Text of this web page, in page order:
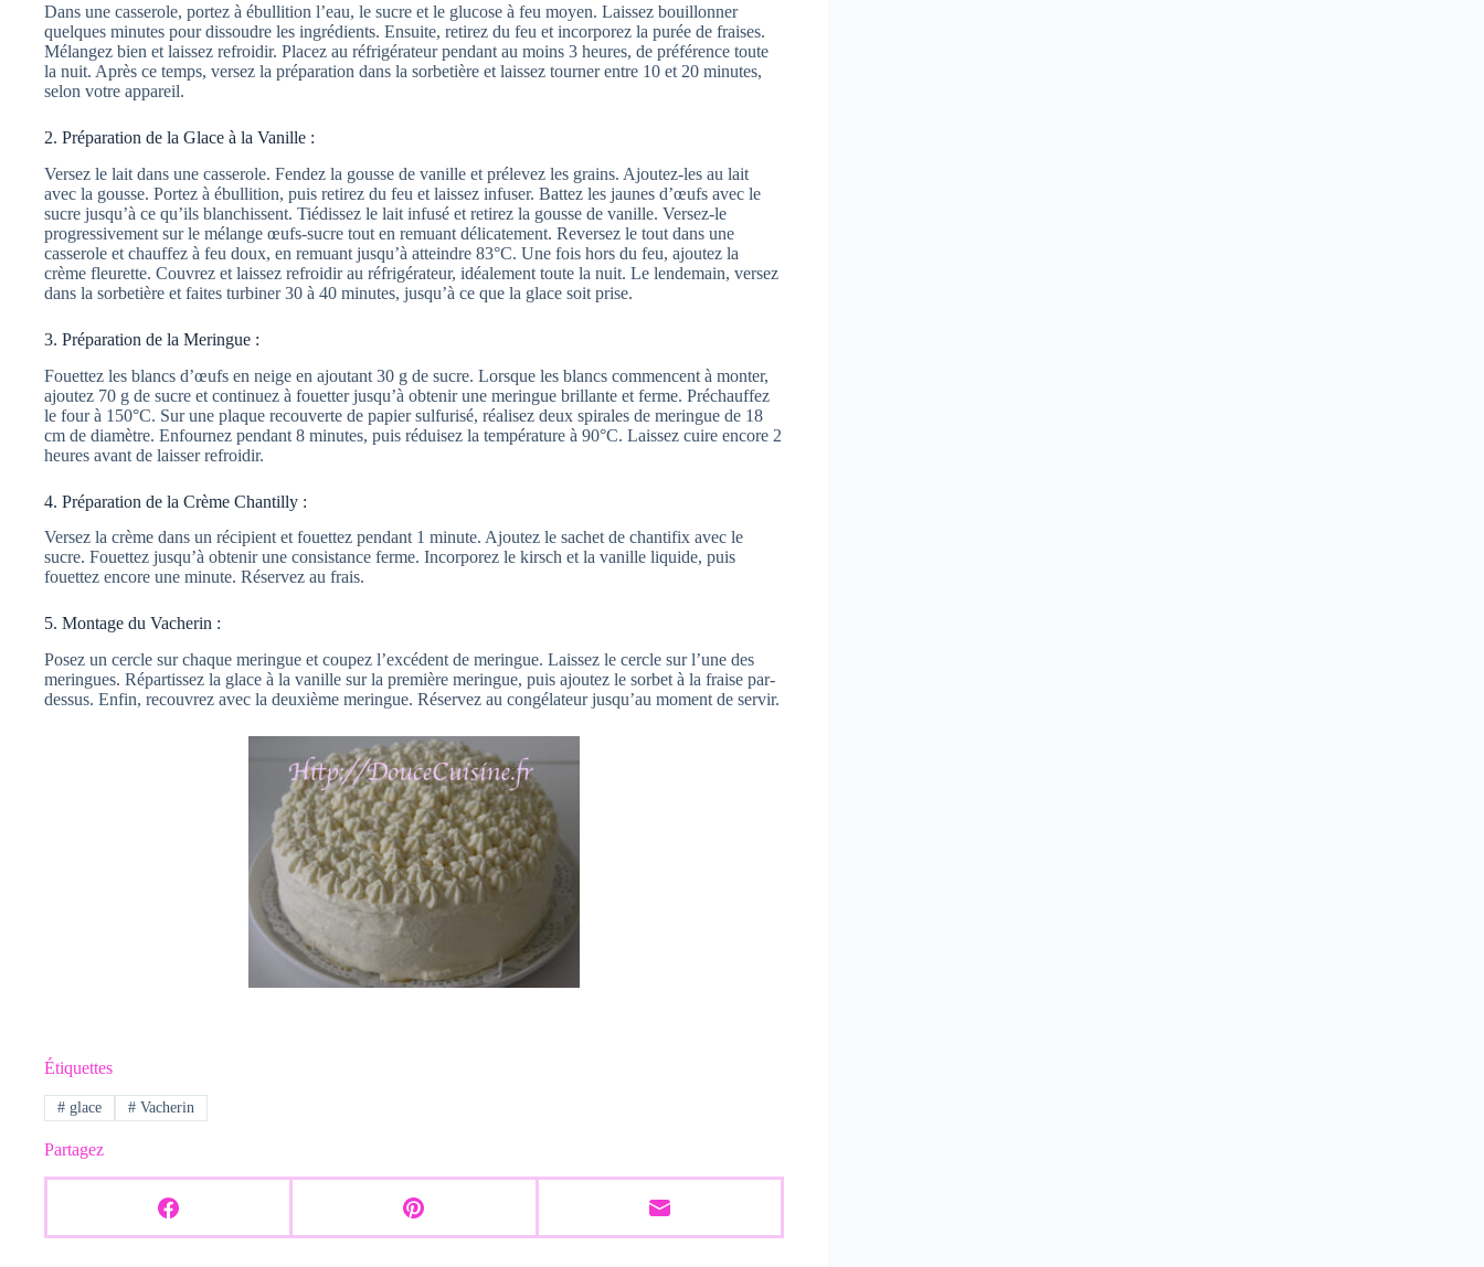
Dans une casserole, portez à ébullition l’eau, le sucre et le glucose à feu moyen. Laissez bouillonner
quelques minutes pour dissoudre les ingrédients. Ensuite, retirez du feu et incorporez la purée de fraises.
Mélangez bien et laissez refroidir. Placez au réfrigérateur pendant au moins 3 heures, de préférence toute
la nuit. Après ce temps, versez la préparation dans la sorbetière et laissez tourner entre 10 et 20 minutes,
selon votre appareil.
2. Préparation de la Glace à la Vanille :
Versez le lait dans une casserole. Fendez la gousse de vanille et prélevez les grains. Ajoutez-les au lait
avec la gousse. Portez à ébullition, puis retirez du feu et laissez infuser. Battez les jaunes d’œufs avec le
sucre jusqu’à ce qu’ils blanchissent. Tiédissez le lait infusé et retirez la gousse de vanille. Versez-le
progressivement sur le mélange œufs-sucre tout en remuant délicatement. Reversez le tout dans une
casserole et chauffez à feu doux, en remuant jusqu’à atteindre 83°C. Une fois hors du feu, ajoutez la
crème fleurette. Couvrez et laissez refroidir au réfrigérateur, idéalement toute la nuit. Le lendemain, versez
dans la sorbetière et faites turbiner 30 à 40 minutes, jusqu’à ce que la glace soit prise.
3. Préparation de la Meringue :
Fouettez les blancs d’œufs en neige en ajoutant 30 g de sucre. Lorsque les blancs commencent à monter,
ajoutez 70 g de sucre et continuez à fouetter jusqu’à obtenir une meringue brillante et ferme. Préchauffez
le four à 150°C. Sur une plaque recouverte de papier sulfurisé, réalisez deux spirales de meringue de 18
cm de diamètre. Enfournez pendant 8 minutes, puis réduisez la température à 90°C. Laissez cuire encore 2
heures avant de laisser refroidir.
4. Préparation de la Crème Chantilly :
Versez la crème dans un récipient et fouettez pendant 1 minute. Ajoutez le sachet de chantifix avec le
sucre. Fouettez jusqu’à obtenir une consistance ferme. Incorporez le kirsch et la vanille liquide, puis
fouettez encore une minute. Réservez au frais.
5. Montage du Vacherin :
Posez un cercle sur chaque meringue et coupez l’excédent de meringue. Laissez le cercle sur l’une des
meringues. Répartissez la glace à la vanille sur la première meringue, puis ajoutez le sorbet à la fraise par-
dessus. Enfin, recouvrez avec la deuxième meringue. Réservez au congélateur jusqu’au moment de servir.
Étiquettes
#glace #Vacherin
Partagez